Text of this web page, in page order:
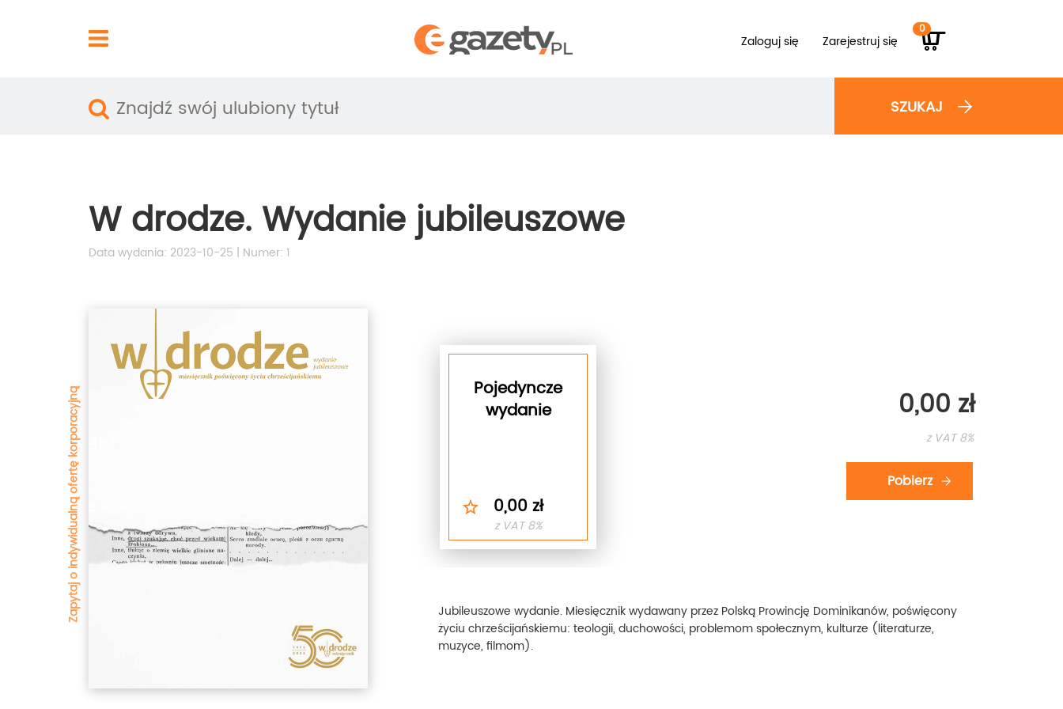
Zaloguj się Zarejestruj się
0
SZUKAJ
W drodze. Wydanie jubileuszowe
Data wydania: 2023-10-25 | Numer: 1
Zapytaj o indywidualną ofertę korporacyjną
Pojedyncze
wydanie
0,00 zł
z VAT 8%
0,00 zł
z VAT 8%
Jubileuszowe wydanie. Miesięcznik wydawany przez Polską Prowincję Dominikanów, poświęcony
życiu chrześcijańskiemu: teologii, duchowości, problemom społecznym, kulturze (literaturze,
muzyce, filmom).